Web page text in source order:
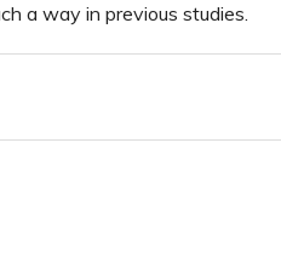
a way in previous studies.